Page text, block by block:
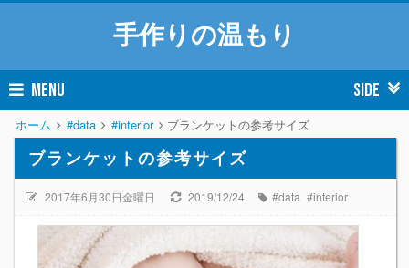
手作りの温もり
MENU SIDE
ホーム #data #interior ブランケットの参考サイズ
ブランケットの参考サイズ
2017年6月30日金曜日 2019/12/24 #data #interior